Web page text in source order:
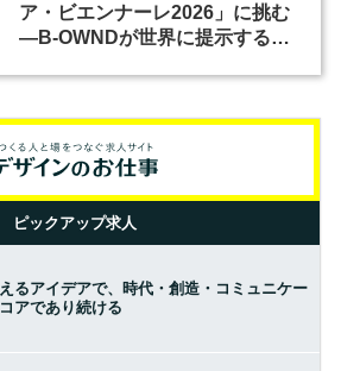
ア・ビエンナーレ2026」に挑む
―B-OWNDが世界に提示する美
ピックアップ求人
るアイデアで、時代・創造・コミュニケー
アであり続ける